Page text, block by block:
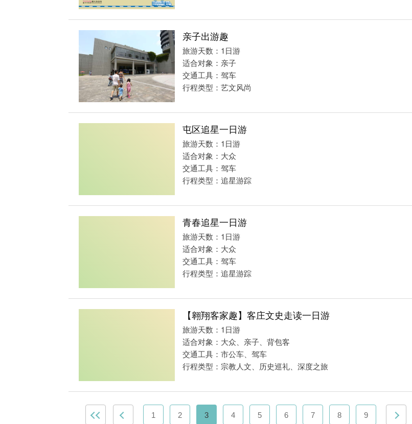
亲子出游趣
旅游天数：1日游
适合对象：亲子
交通工具：驾车
行程类型：艺文风尚
屯区追星一日游
旅游天数：1日游
适合对象：大众
交通工具：驾车
行程类型：追星游踪
青春追星一日游
旅游天数：1日游
适合对象：大众
交通工具：驾车
行程类型：追星游踪
【翱翔客家趣】客庄文史走读一日游
旅游天数：1日游
适合对象：大众、亲子、背包客
交通工具：市公车、驾车
行程类型：宗教人文、历史巡礼、深度之旅
1 2 3 4 5 6 7 8 9